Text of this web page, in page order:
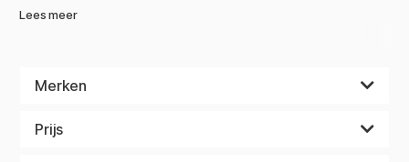
Herken je dat? Kijk eens rond in deze categorie en vind iets
geheel nieuws te proberen, misschien iets dat je normaal
niet doet, en op die manier krijg je misschien je creatieve
Lees meer
Merken
Prijs